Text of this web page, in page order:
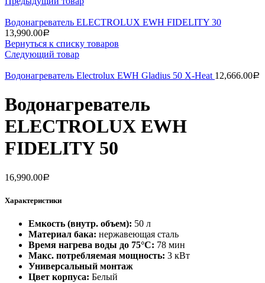
Водонагреватель ELECTROLUX EWH FIDELITY 30
13,990.00Р
Вернуться к списку товаров
Следующий товар
Водонагреватель Electrolux EWH Gladius 50 X-Heat 12,666.00Р
Водонагреватель
ELECTROLUX EWH
FIDELITY 50
16,990.00Р
Характеристики
Емкость (внутр. объем): 50 л
Материал бака: нержавеющая сталь
Время нагрева воды до 75°С: 78 мин
Макс. потребляемая мощность: 3 кВт
Универсальный монтаж
Цвет корпуса: Белый